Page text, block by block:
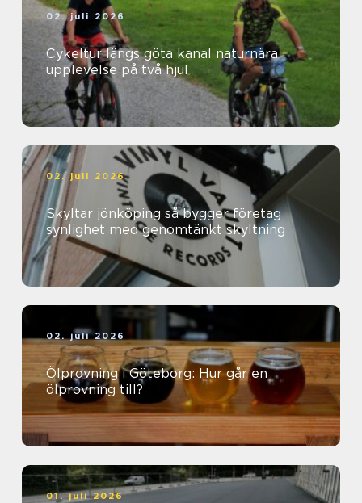
02. juli 2026
Cykeltur längs göta kanal naturnära
upplevelse på två hjul
02. juli 2026
Skyltar jönköping så bygger företag
synlighet med genomtänkt skyltning
02. juli 2026
Ölprovning i Göteborg: Hur går en
ölprovning till?
01. juli 2026